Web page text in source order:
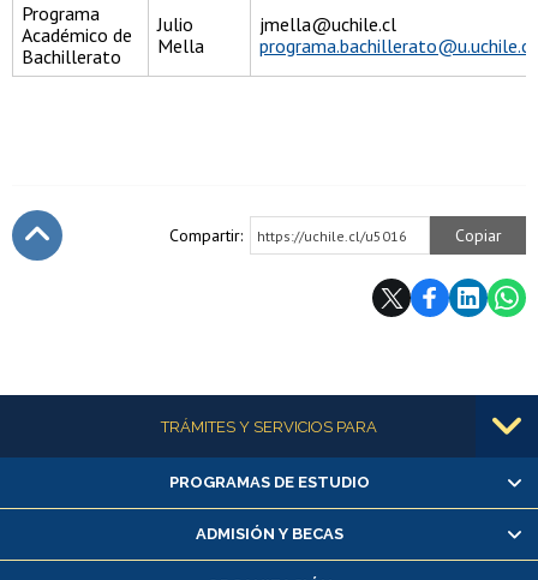
Programa
Académico de
Bachillerato
Julio
Mella
jmella@uchile.cl
programa.bachillerato@u.uchile.cl
Compartir: https://uchile.cl/u5016 Copiar
Más informaciónTRÁMITES Y SERVICIOS PARA
Alumnas/os y exalumnas/os
Matrícula en línea
Inscripción y cambio de asignaturas
PROGRAMAS DE ESTUDIO
ADMISIÓN Y BECAS